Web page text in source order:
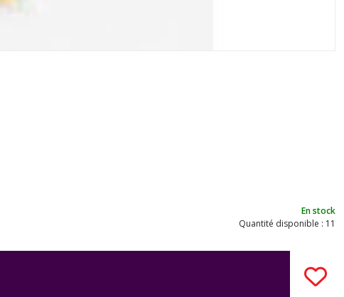
En stock
Quantité disponible : 11